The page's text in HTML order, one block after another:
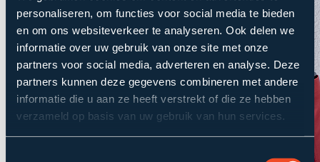
personaliseren, om functies voor social media te bieden
en om ons websiteverkeer te analyseren. Ook delen we
informatie over uw gebruik van onze site met onze
partners voor social media, adverteren en analyse. Deze
partners kunnen deze gegevens combineren met andere
informatie die u aan ze heeft verstrekt of die ze hebben
verzameld op basis van uw gebruik van hun services.